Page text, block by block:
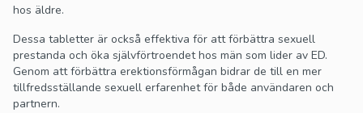
hos äldre.
Dessa tabletter är också effektiva för att förbättra sexuell
prestanda och öka självförtroendet hos män som lider av ED.
Genom att förbättra erektionsförmågan bidrar de till en mer
tillfredsställande sexuell erfarenhet för både användaren och
partnern.